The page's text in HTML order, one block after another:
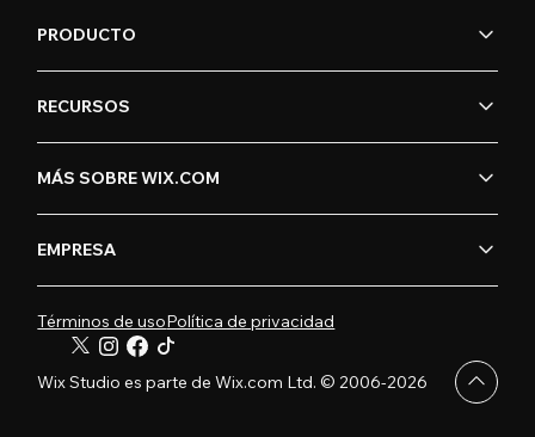
PRODUCTO
RECURSOS
MÁS SOBRE WIX.COM
EMPRESA
Términos de usoPolítica de privacidad
Wix Studio es parte de Wix.com Ltd. © 2006-2026